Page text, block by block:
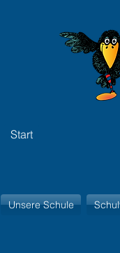
Start
Unsere Schule